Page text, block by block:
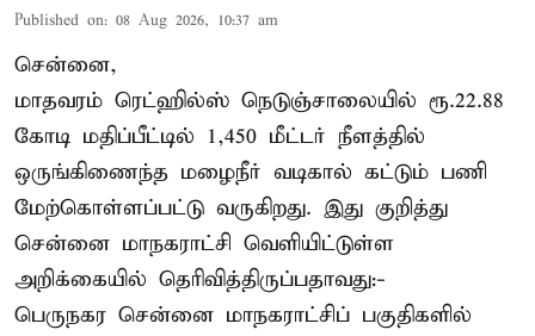
Published on: 08 Aug 2026, 10:37 am
சென்னை,
மாதவரம் ரெட்ஹில்ஸ் நெடுஞ்சாலையில் ரூ.22.88
கோடி மதிப்பீட்டில் 1,450 மீட்டர் நீளத்தில்
ஒருங்கிணைந்த மழைநீர் வடிகால் கட்டும் பணி
மேற்கொள்ளப்பட்டு வருகிறது. இது குறித்து
சென்னை மாநகராட்சி வெளியிட்டுள்ள
அறிக்கையில் தெரிவித்திருப்பதாவது:-
பெருநகர சென்னை மாநகராட்சிப் பகுதிகளில்